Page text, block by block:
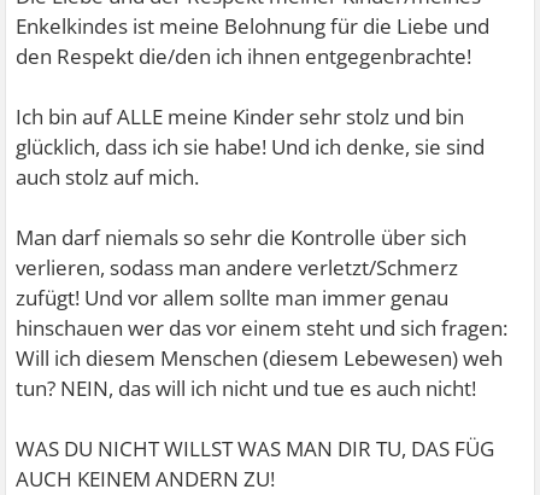
Enkelkindes ist meine Belohnung für die Liebe und
den Respekt die/den ich ihnen entgegenbrachte!
Ich bin auf ALLE meine Kinder sehr stolz und bin
glücklich, dass ich sie habe! Und ich denke, sie sind
auch stolz auf mich.
Man darf niemals so sehr die Kontrolle über sich
verlieren, sodass man andere verletzt/Schmerz
zufügt! Und vor allem sollte man immer genau
hinschauen wer das vor einem steht und sich fragen:
Will ich diesem Menschen (diesem Lebewesen) weh
tun? NEIN, das will ich nicht und tue es auch nicht!
WAS DU NICHT WILLST WAS MAN DIR TU, DAS FÜG
AUCH KEINEM ANDERN ZU!